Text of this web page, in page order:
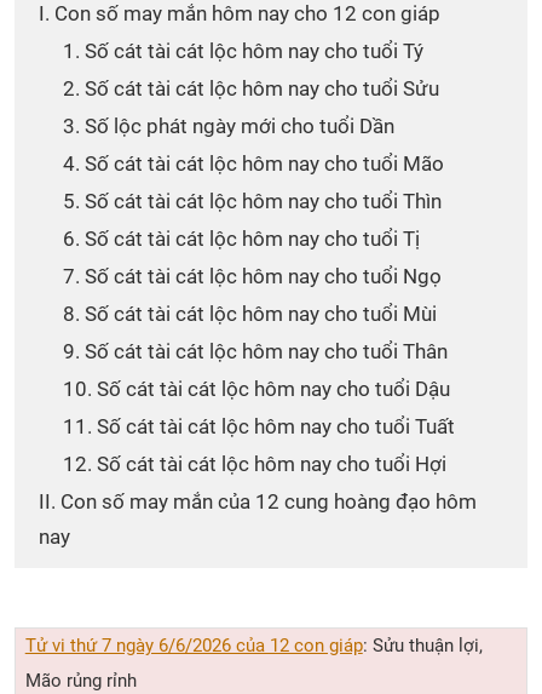
I. Con số may mắn hôm nay cho 12 con giáp
1. Số cát tài cát lộc hôm nay cho tuổi Tý
2. Số cát tài cát lộc hôm nay cho tuổi Sửu
3. Số lộc phát ngày mới cho tuổi Dần
4. Số cát tài cát lộc hôm nay cho tuổi Mão
5. Số cát tài cát lộc hôm nay cho tuổi Thìn
6. Số cát tài cát lộc hôm nay cho tuổi Tị
7. Số cát tài cát lộc hôm nay cho tuổi Ngọ
8. Số cát tài cát lộc hôm nay cho tuổi Mùi
9. Số cát tài cát lộc hôm nay cho tuổi Thân
10. Số cát tài cát lộc hôm nay cho tuổi Dậu
11. Số cát tài cát lộc hôm nay cho tuổi Tuất
12. Số cát tài cát lộc hôm nay cho tuổi Hợi
II. Con số may mắn của 12 cung hoàng đạo hôm
nay
Tử vi thứ 7 ngày 6/6/2026 của 12 con giáp: Sửu thuận lợi,
Mão rủng rỉnh